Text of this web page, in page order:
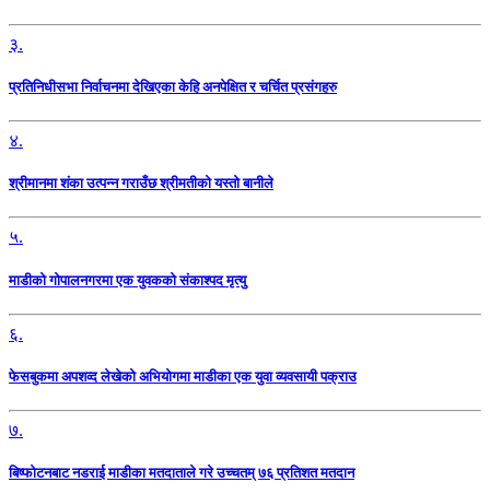
३.
प्रतिनिधीसभा निर्वाचनमा देखिएका केहि अनपेक्षित र चर्चित प्रसंगहरु
४.
श्रीमानमा शंका उत्पन्न गराउँछ श्रीमतीको यस्तो बानीले
५.
माडीको गोपालनगरमा एक युवकको संकाश्पद मृत्यु
६.
फेसबुकमा अपशव्द लेखेको अभियोगमा माडीका एक युवा व्यवसायी पक्राउ
७.
बिष्फोटनबाट नडराई माडीका मतदाताले गरे उच्चतम् ७६ प्रतिशत मतदान